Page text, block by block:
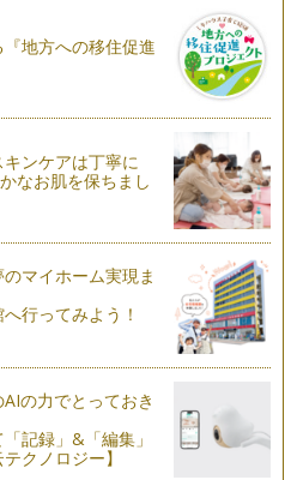
・春めいてきました・・・桜の花
れを感じ…
ピ
て、春に近づいています。何だか
が咲き始…
ます。もうすぐ、ひな祭り。桃の
お雛様を…
ピ
ョコレートを使って、パン生地で
う！ 小…
子どもも、食べやすくてパクパ
地方への移住促進
ンケアは丁寧に
なお肌を保ちまし
マイホーム実現ま
行ってみよう！
の力でとっておき
記録」&「編集」
クノロジー】